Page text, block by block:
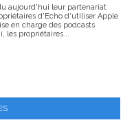
aujourd'hui leur partenariat
d'Echo d'utiliser Apple
en charge des podcasts
les propriétaires...